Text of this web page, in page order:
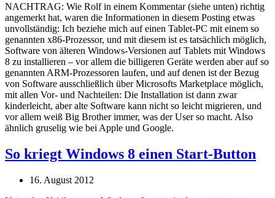
NACHTRAG: Wie Rolf in einem Kommentar (siehe unten) richtig
angemerkt hat, waren die Informationen in diesem Posting etwas
unvollständig: Ich beziehe mich auf einen Tablet-PC mit einem so
genannten x86-Prozessor, und mit diesem ist es tatsächlich möglich,
Software von älteren Windows-Versionen auf Tablets mit Windows
8 zu installieren – vor allem die billigeren Geräte werden aber auf so
genannten ARM-Prozessoren laufen, und auf denen ist der Bezug
von Software ausschließlich über Microsofts Marketplace möglich,
mit allen Vor- und Nachteilen: Die Installation ist dann zwar
kinderleicht, aber alte Software kann nicht so leicht migrieren, und
vor allem weiß Big Brother immer, was der User so macht. Also
ähnlich gruselig wie bei Apple und Google.
So kriegt Windows 8 einen Start-Button
16. August 2012